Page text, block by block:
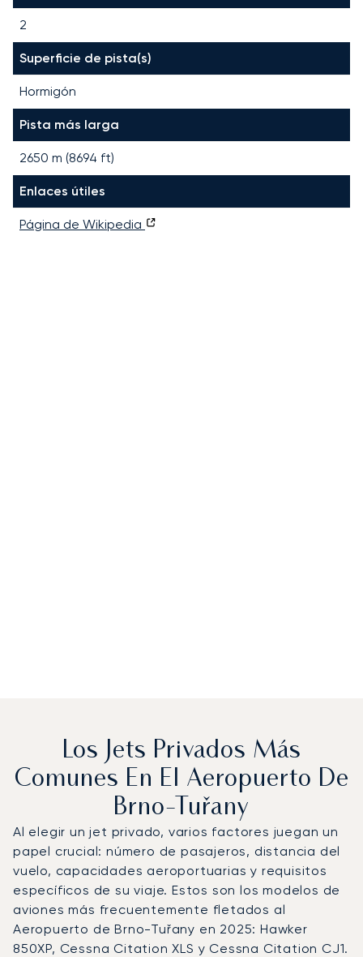
2
Superficie de pista(s)
Hormigón
Pista más larga
2650 m (8694 ft)
Enlaces útiles
Página de Wikipedia
Los Jets Privados Más
Comunes En El Aeropuerto De
Brno-Tuřany
Al elegir un jet privado, varios factores juegan un
papel crucial: número de pasajeros, distancia del
vuelo, capacidades aeroportuarias y requisitos
específicos de su viaje. Estos son los modelos de
aviones más frecuentemente fletados al
Aeropuerto de Brno-Tuřany en 2025: Hawker
850XP, Cessna Citation XLS y Cessna Citation CJ1.